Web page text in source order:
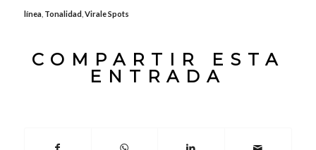
línea, Tonalidad, Virale Spots
COMPARTIR ESTA
ENTRADA